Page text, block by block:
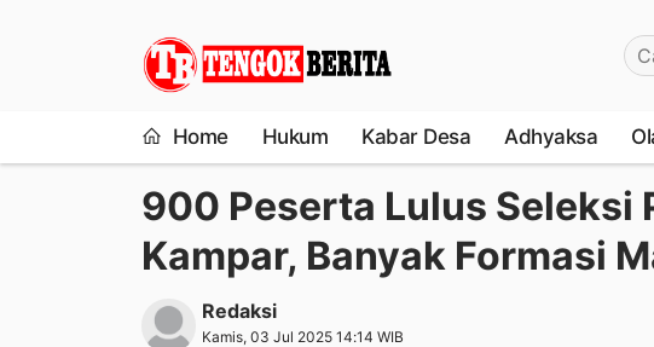
Home Hukum Kabar Desa Adhyaksa
900 Peserta Lulus Seleksi
Kampar, Banyak Formasi
Redaksi
Kamis, 03 Jul 2025 14:14 WIB